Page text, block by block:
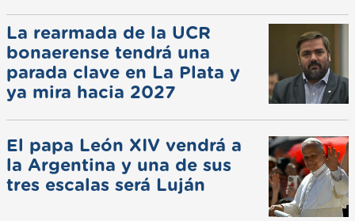
La rearmada de la UCR
bonaerense tendrá una
parada clave en La Plata y
ya mira hacia 2027
El papa León XIV vendrá a
la Argentina y una de sus
tres escalas será Luján